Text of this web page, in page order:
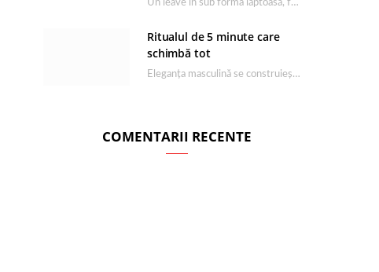
Un leave in sub forma lăptoasă, fără clătire care completează rutina Ultimate Smooth și transformă…
Ritualul de 5 minute care
schimbă tot
Eleganța masculină se construiește dimineața, în câteva minute și cu produsele potrivite. O rutină de…
COMENTARII RECENTE